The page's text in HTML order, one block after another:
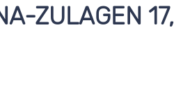
ZULAGEN 17,